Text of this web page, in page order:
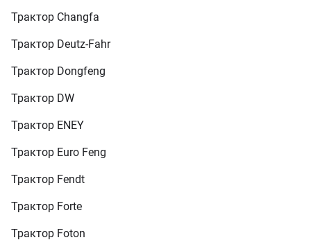
Трактор Changfa
Трактор Deutz-Fahr
Трактор Dongfeng
Трактор DW
Трактор ENEY
Трактор Euro Feng
Трактор Fendt
Трактор Forte
Трактор Foton